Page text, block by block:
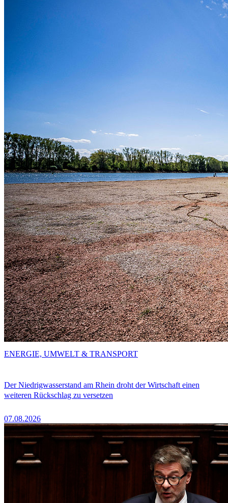
Der Niedrigwasserstand am Rhein droht der Wirtschaft einen
weiteren Rückschlag zu versetzen
07.08.2026
ENERGIE, UMWELT & TRANSPORT